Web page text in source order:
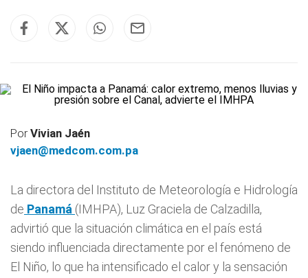
PorVivian Jaén
vjaen@medcom.com.pa
La directora del Instituto de Meteorología e Hidrología
de Panamá (IMHPA), Luz Graciela de Calzadilla,
advirtió que la situación climática en el país está
siendo influenciada directamente por el fenómeno de
El Niño, lo que ha intensificado el calor y la sensación